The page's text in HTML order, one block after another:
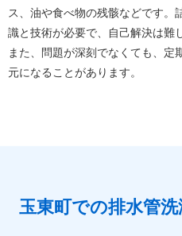
ス、油や食べ物の残骸などです。
識と技術が必要で、自己解決は難
また、問題が深刻でなくても、定
元になることがあります。
玉東町での排水管